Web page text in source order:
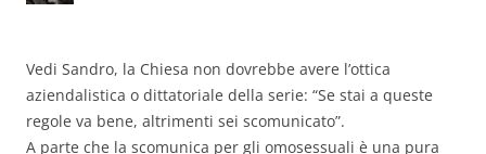
Vedi Sandro, la Chiesa non dovrebbe avere l’ottica
aziendalistica o dittatoriale della serie: “Se stai a queste
regole va bene, altrimenti sei scomunicato”.
A parte che la scomunica per gli omosessuali è una pura